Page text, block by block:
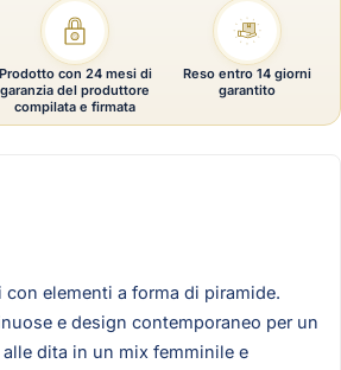
elementi a forma di piramide.
e design contemporaneo per un
dita in un mix femminile e
Prodotto con 24 mesi di
garanzia del produttore
compilata e firmata
Reso entro 14 giorni
garantito